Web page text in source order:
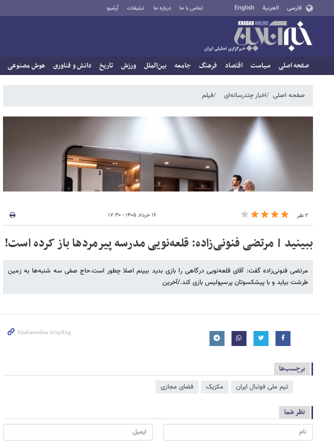
فارسی العربية English تماس با ما درباره ما تبلیغات آرشیو
صفحه اصلی سیاست اقتصاد فرهنگ جامعه بین‌الملل ورزش تاریخ دانش و فناوری هوش مصنوعی
صفحه اصلی اخبار چندرسانه‌ای فیلم
۲ نفر ۱۶ خرداد ۱۴۰۵ - ۱۷:۳۰
ببینید | مرتضی فنونی‌زاده: قلعه‌نویی مدرسه پیرمردها باز کرده است!
مرتضی فنونی‌زاده گفت: آقای قلعه‌نویی درگاهی را بازی بدید ببینم اصلا چطور است.حاج صفی سه شنبه‌ها به زمین
طرشت بیاید و با پیشکسوتان پرسپولیس بازی کند./آخرین
برچسب‌ها
تیم ملی فوتبال ایران مکزیک فضای مجازی
نظر شما